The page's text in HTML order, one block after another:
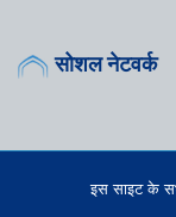
सोशल नेटवर्क
इस साइट के